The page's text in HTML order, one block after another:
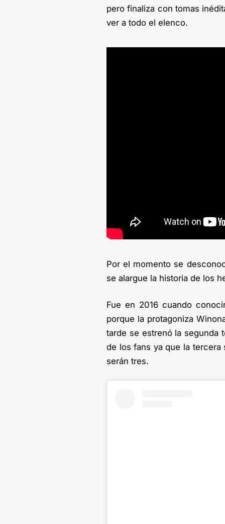
pero finaliza con tomas
ver a todo el elenco.
Por el momento se
se alargue la historia de los
Fue en 2016 cuando
porque la protagoniza
tarde se estrenó la segunda
de los fans ya que la
serán tres.